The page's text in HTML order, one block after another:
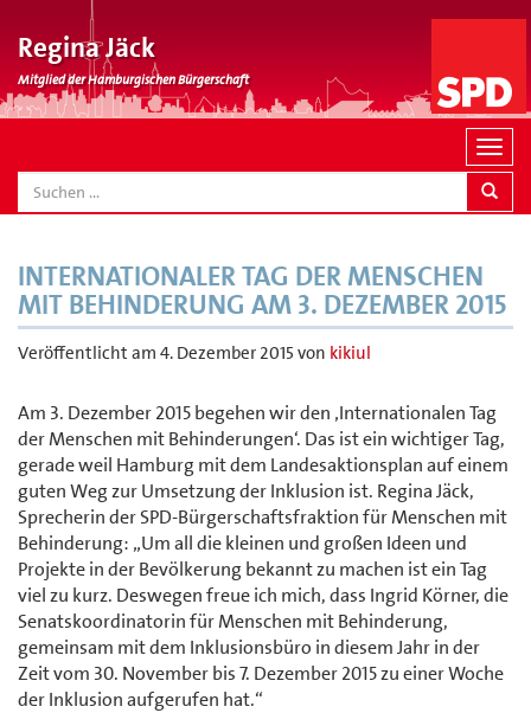
Regina Jäck
Mitglied der Hamburgischen Bürgerschaft
N
a
v
t
SEARCH
INTERNATIONALER TAG DER MENSCHEN
MIT BEHINDERUNG AM 3. DEZEMBER 2015
Veröffentlicht am 4. Dezember 2015 von kikiul
Am 3. Dezember 2015 begehen wir den ‚Internationalen Tag
der Menschen mit Behinderungen‘. Das ist ein wichtiger Tag,
gerade weil Hamburg mit dem Landesaktionsplan auf einem
guten Weg zur Umsetzung der Inklusion ist. Regina Jäck,
Sprecherin der SPD-Bürgerschaftsfraktion für Menschen mit
Behinderung: „Um all die kleinen und großen Ideen und
Projekte in der Bevölkerung bekannt zu machen ist ein Tag
viel zu kurz. Deswegen freue ich mich, dass Ingrid Körner, die
Senatskoordinatorin für Menschen mit Behinderung,
gemeinsam mit dem Inklusionsbüro in diesem Jahr in der
Zeit vom 30. November bis 7. Dezember 2015 zu einer Woche
der Inklusion aufgerufen hat.“